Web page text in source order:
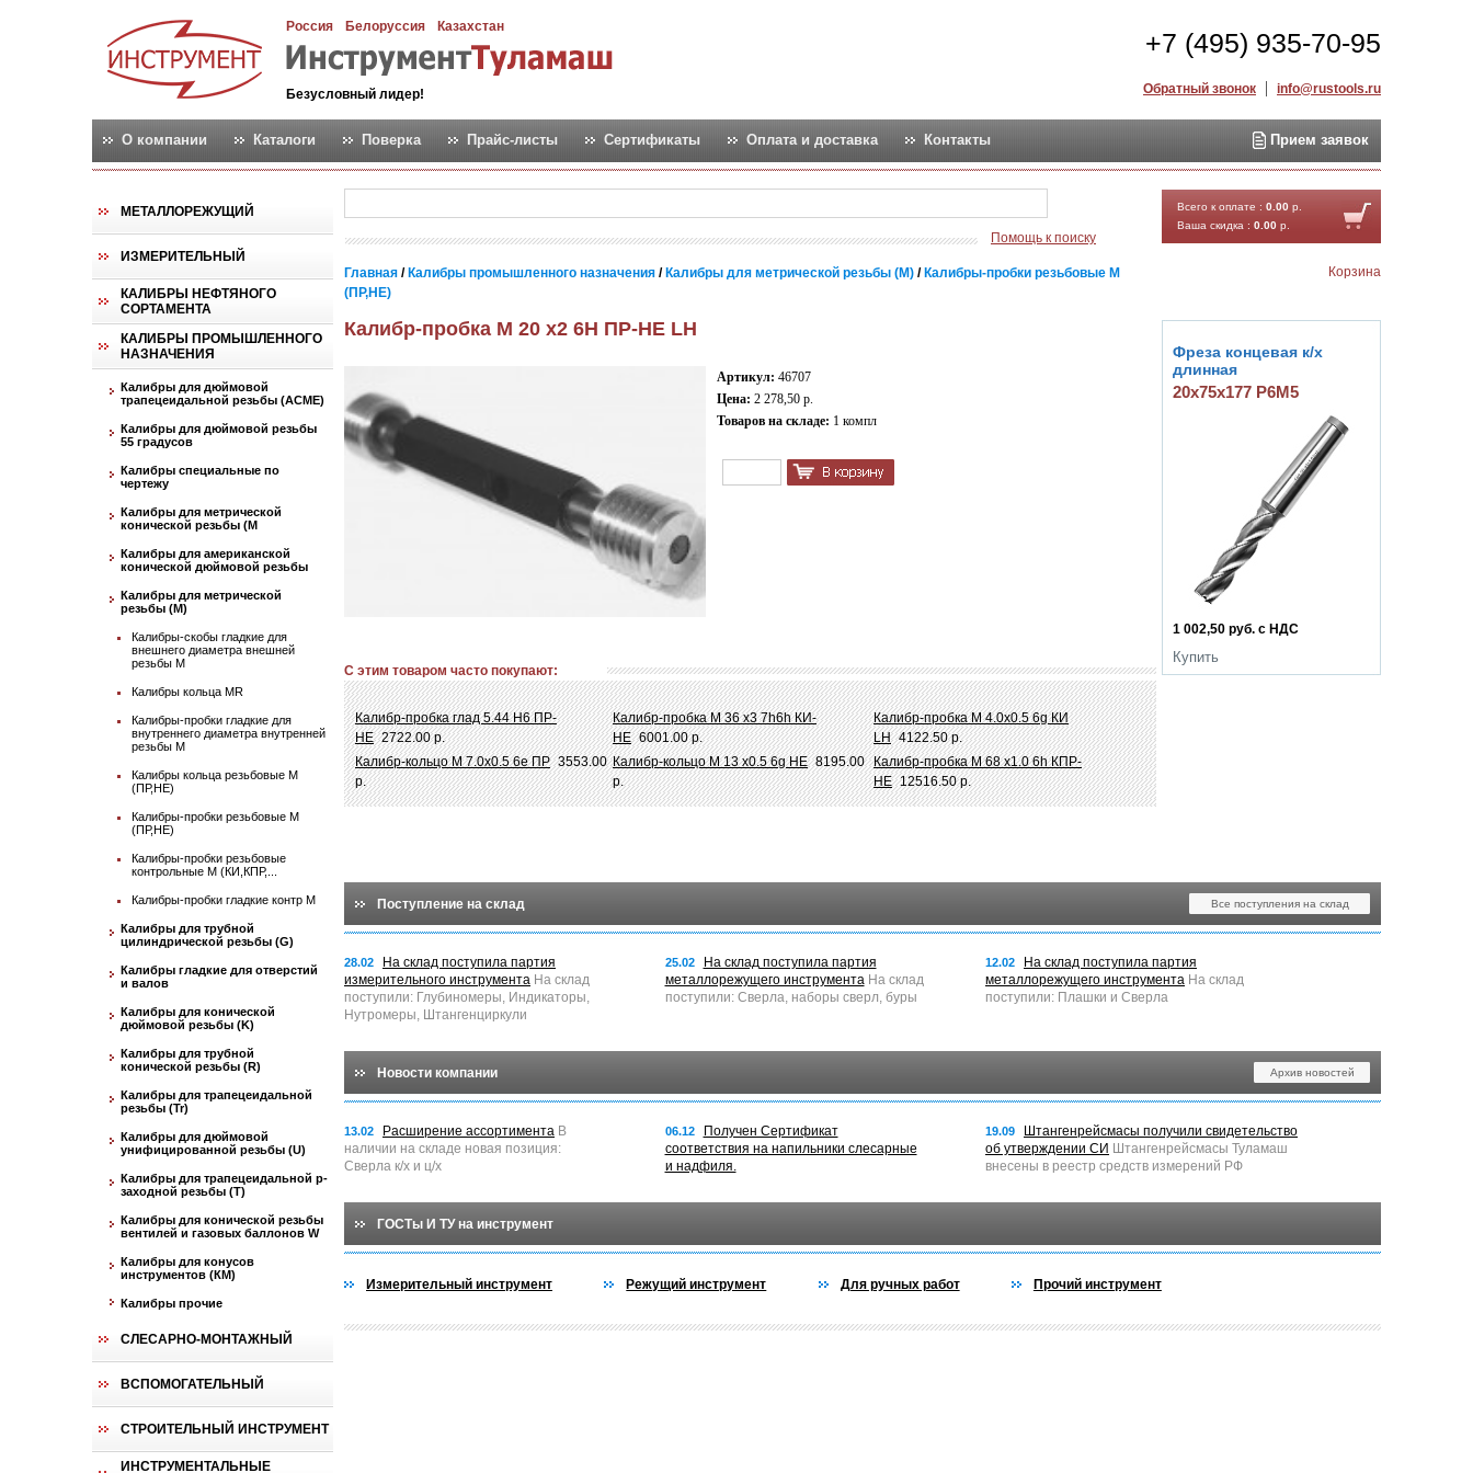
Россия Белоруссия Казахстан
Безусловный лидер!
+7 (495) 935-70-95
Обратный звонок info@rustools.ru
О компании Каталоги Поверка Прайс-листы Сертификаты Оплата и доставка Контакты Прием заявок
МЕТАЛЛОРЕЖУЩИЙ
ИЗМЕРИТЕЛЬНЫЙ
КАЛИБРЫ НЕФТЯНОГО
СОРТАМЕНТА
КАЛИБРЫ ПРОМЫШЛЕННОГО
НАЗНАЧЕНИЯ
Калибры для дюймовой
трапецеидальной резьбы (АСМЕ)
Калибры для дюймовой резьбы
55 градусов
Калибры специальные по
чертежу
Калибры для метрической
конической резьбы (М
Калибры для американской
конической дюймовой резьбы
Калибры для метрической
резьбы (М)
Калибры-скобы гладкие для
внешнего диаметра внешней
резьбы М
Калибры кольца MR
Калибры-пробки гладкие для
внутреннего диаметра внутренней
резьбы М
Калибры кольца резьбовые М
(ПР,НЕ)
Калибры-пробки резьбовые М
(ПР,НЕ)
Калибры-пробки резьбовые
контрольные М (КИ,КПР,...
Калибры-пробки гладкие контр М
Калибры для трубной
цилиндрической резьбы (G)
Калибры гладкие для отверстий
и валов
Калибры для конической
дюймовой резьбы (K)
Калибры для трубной
конической резьбы (R)
Калибры для трапецеидальной
резьбы (Tr)
Калибры для дюймовой
унифицированной резьбы (U)
Калибры для трапецеидальной p-
заходной резьбы (T)
Калибры для конической резьбы
вентилей и газовых баллонов W
Калибры для конусов
инструментов (КМ)
Калибры прочие
СЛЕСАРНО-МОНТАЖНЫЙ
ВСПОМОГАТЕЛЬНЫЙ
СТРОИТЕЛЬНЫЙ ИНСТРУМЕНТ
ИНСТРУМЕНТАЛЬНЫЕ
Помощь к поиску
Всего к оплате : 0.00 р.
Ваша скидка : 0.00 р.
Корзина
Главная / Калибры промышленного назначения / Калибры для метрической резьбы (М) / Калибры-пробки резьбовые М
(ПР,НЕ)
Калибр-пробка М 20 х2 6Н ПР-НЕ LH
Артикул: 46707
Цена: 2 278,50 р.
Товаров на складе: 1 компл
С этим товаром часто покупают:
Калибр-пробка глад 5.44 Н6 ПР-
НЕ 2722.00 р.
Калибр-пробка М 36 х3 7h6h КИ-
НЕ 6001.00 р.
Калибр-пробка М 4.0х0.5 6g КИ
LH 4122.50 р.
Калибр-кольцо М 7.0х0.5 6e ПР 3553.00
р.
Калибр-кольцо М 13 х0.5 6g НЕ 8195.00
р.
Калибр-пробка М 68 х1.0 6h КПР-
НЕ 12516.50 р.
1 002,50 руб. с НДС
Купить
Фреза концевая к/х
длинная
20х75х177 Р6М5
Поступление на склад Все поступления на склад
28.02
На склад поступила партия
измерительного инструмента На склад
поступили: Глубиномеры, Индикаторы,
Нутромеры, Штангенциркули
25.02
На склад поступила партия
металлорежущего инструментаНа склад
поступили: Сверла, наборы сверл, буры
12.02
На склад поступила партия
металлорежущего инструмента На склад
поступили: Плашки и Сверла
Новости компании Архив новостей
13.02 Расширение ассортимента В
наличии на складе новая позиция:
Сверла к/х и ц/х
06.12
Получен Сертификат
соответствия на напильники слесарные
и надфиля.
19.09
Штангенрейсмасы получили свидетельство
об утверждении СИ Штангенрейсмасы Туламаш
внесены в реестр средств измерений РФ
ГОСТы И ТУ на инструмент
Измерительный инструмент Режущий инструмент Для ручных работ Прочий инструмент